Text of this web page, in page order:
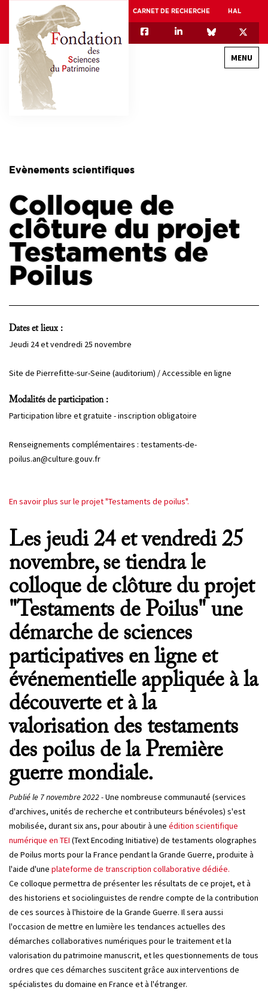
CARNET DE RECHERCHE HAL
MENU
ASSOCIATION DES JEUNES CHERCHEURS EN SCIENCES DU PATRIMOINE – AFJ2CSP
EQUIPEX + ESPADON
MÉCÉNAT
Evènements scientifiques
Colloque de
clôture du projet
Testaments de
Poilus
Dates et lieux :
Jeudi 24 et vendredi 25 novembre
Site de Pierrefitte-sur-Seine (auditorium) / Accessible en ligne
Modalités de participation :
Participation libre et gratuite - inscription obligatoire
Renseignements complémentaires : testaments-de-
poilus.an@culture.gouv.fr
En savoir plus sur le projet "Testaments de poilus".
Les jeudi 24 et vendredi 25
novembre, se tiendra le
colloque de clôture du projet
"Testaments de Poilus" une
démarche de sciences
participatives en ligne et
événementielle appliquée à la
découverte et à la
valorisation des testaments
des poilus de la Première
guerre mondiale.
Publié le 7 novembre 2022 -Une nombreuse communauté (services
d'archives, unités de recherche et contributeurs bénévoles) s'est
mobilisée, durant six ans, pour aboutir à une édition scientifique
numérique en TEI (Text Encoding Initiative) de testaments olographes
de Poilus morts pour la France pendant la Grande Guerre, produite à
l'aide d'une plateforme de transcription collaborative dédiée.
Ce colloque permettra de présenter les résultats de ce projet, et à
des historiens et sociolinguistes de rendre compte de la contribution
de ces sources à l'histoire de la Grande Guerre. Il sera aussi
l'occasion de mettre en lumière les tendances actuelles des
démarches collaboratives numériques pour le traitement et la
valorisation du patrimoine manuscrit, et les questionnements de tous
ordres que ces démarches suscitent grâce aux interventions de
spécialistes du domaine en France et à l'étranger.